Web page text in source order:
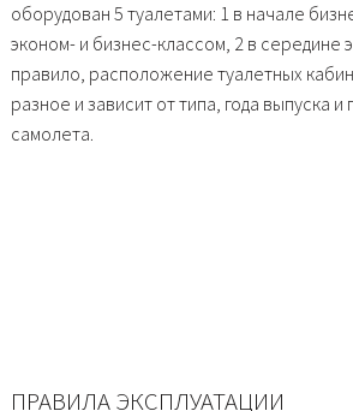
оборудован 5 туалетами: 1 в начале
эконом- и бизнес-классом, 2 в середине
правило, расположение туалетных
разное и зависит от типа, года выпуска и
самолета.
ПРАВИЛА ЭКСПЛУАТАЦИИ